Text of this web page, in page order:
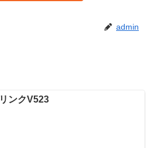
admin
リンクV523